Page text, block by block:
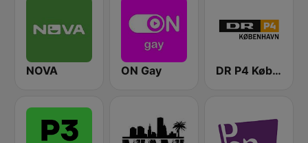
NOVA ON Gay DR P4 København